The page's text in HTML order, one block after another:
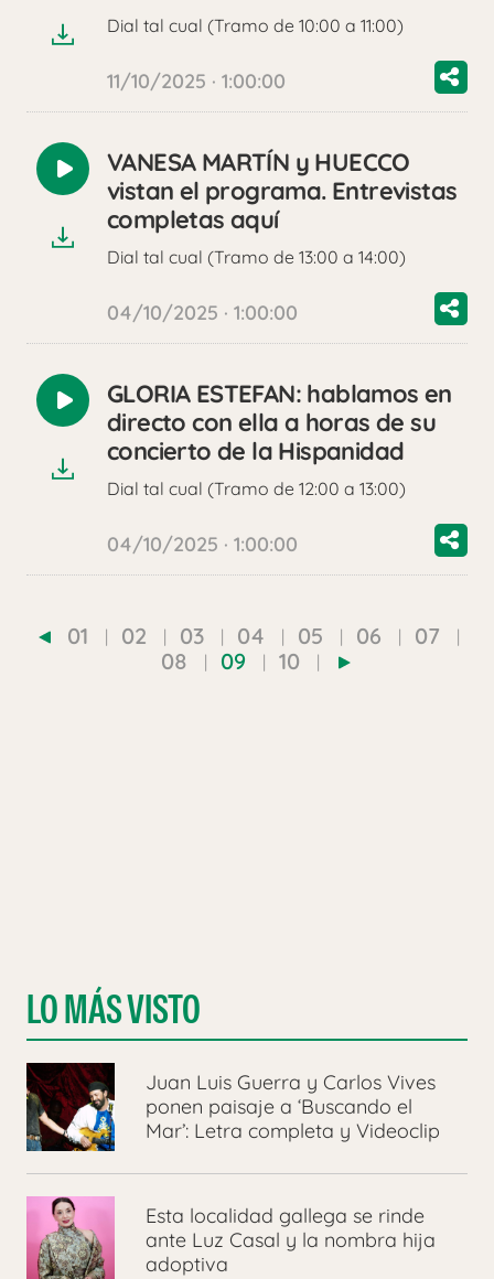
Dial tal cual (Tramo de 10:00 a 11:00)
11/10/2025 · 1:00:00
Reproducir
audio
VANESA MARTÍN y HUECCO
vistan el programa. Entrevistas
completas aquí
Dial tal cual (Tramo de 13:00 a 14:00)
04/10/2025 · 1:00:00
Reproducir
audio
GLORIA ESTEFAN: hablamos en
directo con ella a horas de su
concierto de la Hispanidad
Dial tal cual (Tramo de 12:00 a 13:00)
04/10/2025 · 1:00:00
01 02 03 04 05 06
07
08
09 10
LO MÁS VISTO
Juan Luis Guerra y Carlos Vives
ponen paisaje a ‘Buscando el
Mar’: Letra completa y Videoclip
Esta localidad gallega se rinde
ante Luz Casal y la nombra hija
adoptiva